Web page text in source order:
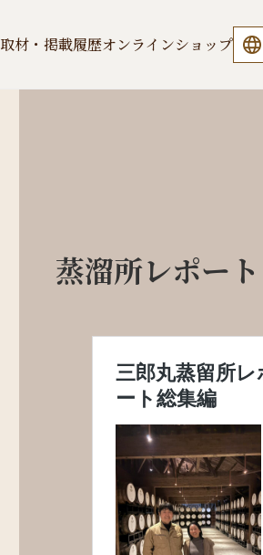
取材・掲載履歴オンラインショップ
蒸溜所レポート